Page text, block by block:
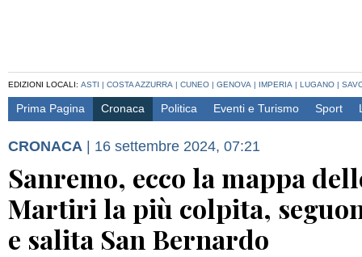
EDIZIONI LOCALI: ASTI | COSTA AZZURRA | CUNEO | GENOVA | IMPERIA | LUGANO |
Prima Pagina Cronaca Politica Eventi e Turismo Sport
CRONACA | 16 settembre 2024, 07:21
Sanremo, ecco la mappa
Martiri la più colpita,
e salita San Bernardo